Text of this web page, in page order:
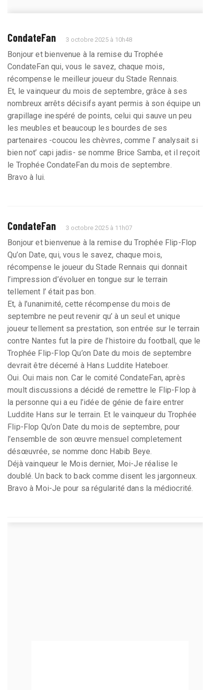
CondateFan 3 octobre 2025 à 10h48
Bonjour et bienvenue à la remise du Trophée
CondateFan qui, vous le savez, chaque mois,
récompense le meilleur joueur du Stade Rennais.
Et, le vainqueur du mois de septembre, grâce à ses
nombreux arrêts décisifs ayant permis à son équipe un
grapillage inespéré de points, celui qui sauve un peu
les meubles et beaucoup les bourdes de ses
partenaires -coucou les chèvres, comme l’ analysait si
bien not’ capi jadis- se nomme Brice Samba, et il reçoit
le Trophée CondateFan du mois de septembre.
Bravo à lui.
CondateFan 3 octobre 2025 à 11h07
Bonjour et bienvenue à la remise du Trophée Flip-Flop
Qu’on Date, qui, vous le savez, chaque mois,
récompense le joueur du Stade Rennais qui donnait
l’impression d’évoluer en tongue sur le terrain
tellement l’ était pas bon.
Et, à l’unanimité, cette récompense du mois de
septembre ne peut revenir qu’ à un seul et unique
joueur tellement sa prestation, son entrée sur le terrain
contre Nantes fut la pire de l’histoire du football, que le
Trophée Flip-Flop Qu’on Date du mois de septembre
devrait être décerné à Hans Luddite Hateboer.
Oui. Oui mais non. Car le comité CondateFan, après
moult discussions a décidé de remettre le Flip-Flop à
la personne qui a eu l’idée de génie de faire entrer
Luddite Hans sur le terrain. Et le vainqueur du Trophée
Flip-Flop Qu’on Date du mois de septembre, pour
l’ensemble de son œuvre mensuel completement
désœuvrée, se nomme donc Habib Beye.
Déjà vainqueur le Mois dernier, Moi-Je réalise le
doublé. Un back to back comme disent les jargonneux.
Bravo à Moi-Je pour sa régularité dans la médiocrité.